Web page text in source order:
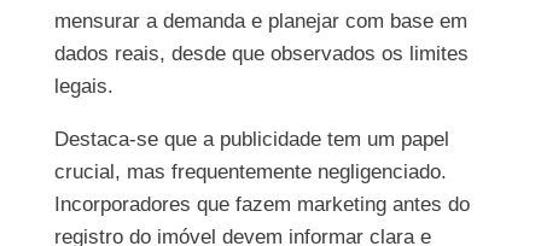
mensurar a demanda e planejar com base em
dados reais, desde que observados os limites
legais.
Destaca-se que a publicidade tem um papel
crucial, mas frequentemente negligenciado.
Incorporadores que fazem marketing antes do
registro do imóvel devem informar clara e